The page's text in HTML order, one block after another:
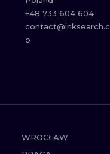
+48 733 604 604
contact@inksearch.c
o
WROCŁAW